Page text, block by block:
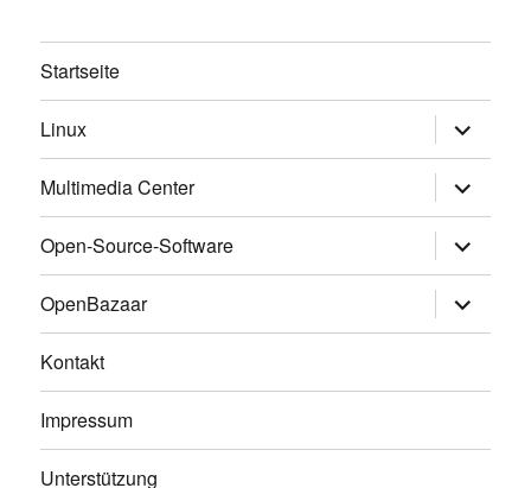
Startseite
Linux
anzeigen
Multimedia Center
anzeigen
Open-Source-Software
anzeigen
OpenBazaar
anzeigen
Kontakt
Impressum
Unterstützung